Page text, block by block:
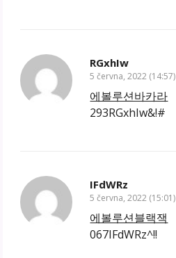
RGxhIw
5 června, 2022 (14:57)
에볼루션바카라
293RGxhIw&!#
IFdWRz
5 června, 2022 (15:01)
에볼루션블랙잭
067IFdWRz^!!